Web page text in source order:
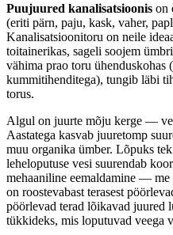
Puujuured kanalisatsioonis on
(eriti pärn, paju, kask, vaher,
Kanalisatsioonitoru on neile
toitainerikas, sageli soojem
vähima prao toru
kummitihenditega), tungib läbi
torus.
Algul on juurte mõju kerge —
Aastatega kasvab juuretomp
muu organika ümber. Lõpuks
leheloputuse vesi suurendab
mehaaniline eemaldamine — me
on roostevabast terasest
pöörlevad terad lõikavad juured
tükkideks, mis loputuvad veega